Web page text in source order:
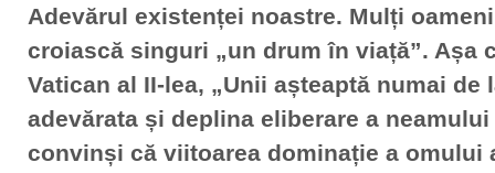
Adevărul existenței noastre. Mulți
croiască singuri „un drum în viață”. Așa
Vatican al II-lea, „Unii așteaptă numai de
adevărata și deplina eliberare a
convinși că viitoarea dominație a omului